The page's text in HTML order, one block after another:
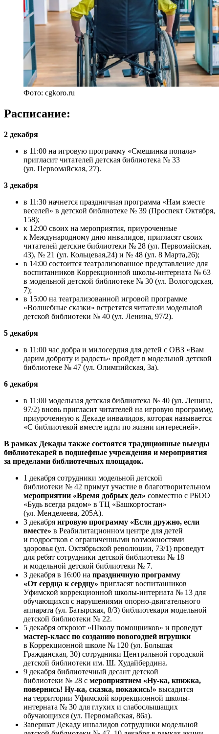
Фото: cgkoro.ru
Расписание:
2 декабря
в 11:00 на игровую программу «Смешинка попала»
пригласит читателей детская библиотека № 33
(ул. Первомайская, 27).
3 декабря
в 11:30 начнется праздничная программа «Нам вместе
веселей» в детской библиотеке № 39 (Проспект Октября,
158);
к 12:00 своих на мероприятия, приуроченные
к Международному дню инвалидов, пригласят своих
читателей детские библиотеки № 28 (ул. Первомайская,
43), № 21 (ул. Кольцевая,24) и № 48 (ул. 8 Марта,26);
в 14:00 состоится театрализованное представление для
воспитанников Коррекционной школы-интерната № 63
в модельной детской библиотеке № 30 (ул. Вологодская,
7);
в 15:00 на театрализованной игровой программе
«Волшебные сказки» встретятся читатели модельной
детской библиотеки № 40 (ул. Ленина, 97/2).
5 декабря
в 11:00 час добра и милосердия для детей с ОВЗ «Вам
дарим доброту и радость» пройдет в модельной детской
библиотеке № 47 (ул. Олимпийская, 3а).
6 декабря
в 11:00 модельная детская библиотека № 40 (ул. Ленина,
97/2) вновь пригласит читателей на игровую программу,
приуроченную к Декаде инвалидов, которая называется
«С библиотекой вместе идти по жизни интересней».
В рамках Декады также состоятся традиционные выезды
библиотекарей в подшефные учреждения и мероприятия
за пределами библиотечных площадок.
1 декабря сотрудники модельной детской
библиотеки № 42 примут участие в благотворительном
мероприятии «Время добрых дел» совместно с РБОО
«Будь всегда рядом» в ТЦ «Башкортостан»
(ул. Менделеева, 205А).
3 декабря игровую программу «Если дружно, если
вместе» в Реабилитационном центре для детей
и подростков с ограниченными возможностями
здоровья (ул. Октябрьской революции, 73/1) проведут
для ребят сотрудники детской библиотеки № 18
и модельной детской библиотеки № 7.
3 декабря в 16:00 на праздничную программу
«От сердца к сердцу» пригласят воспитанников
Уфимской коррекционной школы-интерната № 13 для
обучающихся с нарушениями опорно-двигательного
аппарата (ул. Батырская, 8/3) библиотекари модельной
детской библиотеки № 22.
5 декабря откроют «Школу помощников» и проведут
мастер-класс по созданию новогодней игрушки
в Коррекционной школе № 120 (ул. Большая
Гражданская, 30) сотрудники Центральной городской
детской библиотеки им. Ш. Худайбердина.
9 декабря библиотечный десант детской
библиотеки № 28 с мероприятием «Ну-ка, книжка,
повернись! Ну-ка, сказка, покажись!» высадится
на территории Уфимской коррекционной школы-
интерната № 30 для глухих и слабослышащих
обучающихся (ул. Первомайская, 86а).
Завершат Декаду инвалидов сотрудники модельной